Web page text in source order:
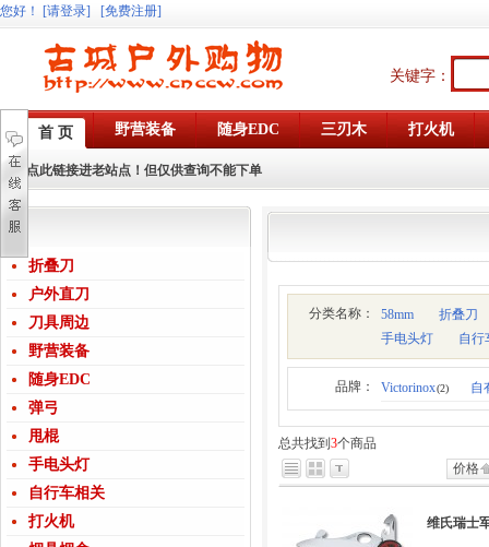
您好 ！ [请登录] [免费注册]
关键字：
首 页 野营装备 随身EDC 三刃木 打火机
点此链接进老站点！但仅供查询不能下单
折叠刀
户外直刀
刀具周边
野营装备
随身EDC
弹弓
甩棍
手电头灯
自行车相关
打火机
分类名称： 58mm
折叠刀
手电头灯
自行
品牌： Victorinox(2) 自
总共找到 3个商品
价格
维氏瑞士